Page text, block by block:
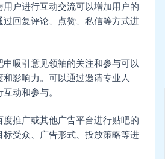
户进行互动交流可以增加用户的
回复评论、点赞、私信等方式进
吸引意见领袖的关注和参与可以
影响力。可以通过邀请专业人
动和参与。
推广或其他广告平台进行贴吧的
标受众、广告形式、投放策略等进